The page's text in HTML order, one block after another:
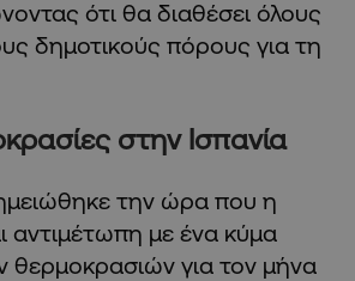
ότι θα διαθέσει όλους
δημοτικούς πόρους για τη
στην Ισπανία
την ώρα που η
αντιμέτωπη με ένα κύμα
θερμοκρασιών για τον μήνα